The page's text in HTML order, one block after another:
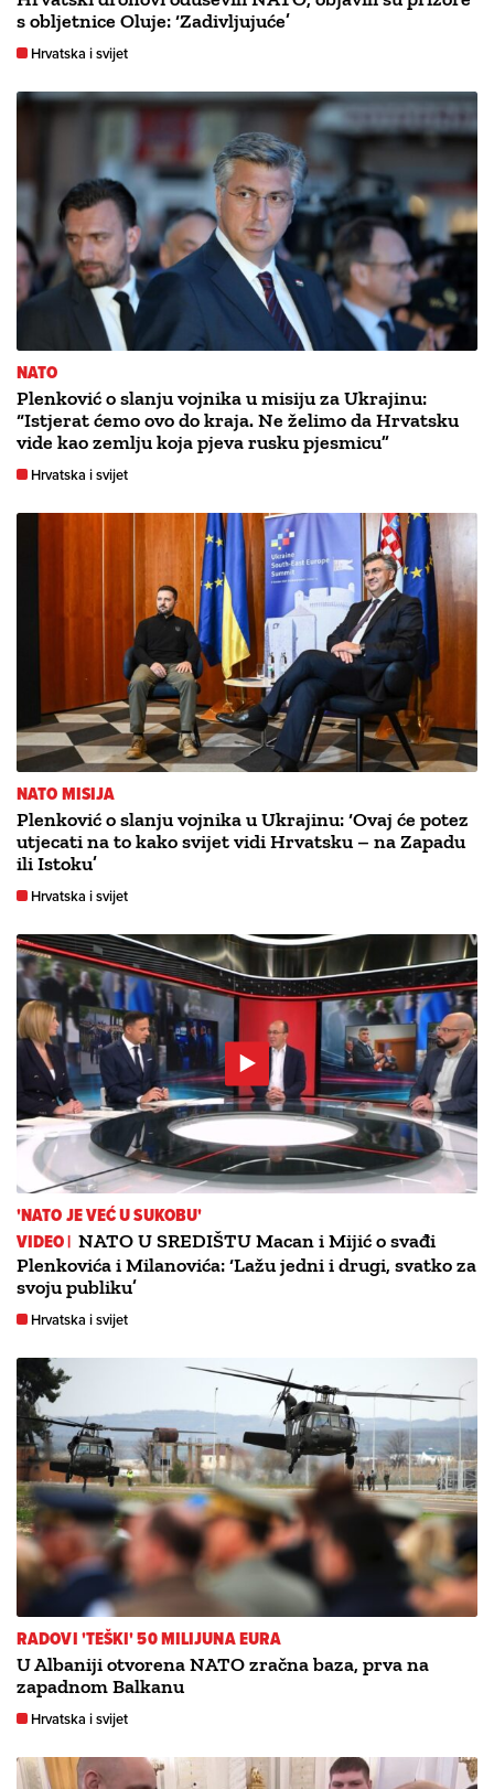
s obljetnice Oluje: ‘Zadivljujuće’
Hrvatska i svijet
NATO
Plenković o slanju vojnika u misiju za Ukrajinu:
“Istjerat ćemo ovo do kraja. Ne želimo da Hrvatsku
vide kao zemlju koja pjeva rusku pjesmicu”
Hrvatska i svijet
NATO MISIJA
Plenković o slanju vojnika u Ukrajinu: ‘Ovaj će potez
utjecati na to kako svijet vidi Hrvatsku – na Zapadu
ili Istoku’
Hrvatska i svijet
'NATO JE VEĆ U SUKOBU'
VIDEO | NATO U SREDIŠTU Macan i Mijić o svađi
Plenkovića i Milanovića: ‘Lažu jedni i drugi, svatko za
svoju publiku’
Hrvatska i svijet
RADOVI 'TEŠKI' 50 MILIJUNA EURA
U Albaniji otvorena NATO zračna baza, prva na
zapadnom Balkanu
Hrvatska i svijet